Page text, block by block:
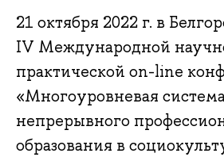
21 октября 2022 г. в
IV Международной
практической on-line
«Многоуровневая
непрерывного
образования в